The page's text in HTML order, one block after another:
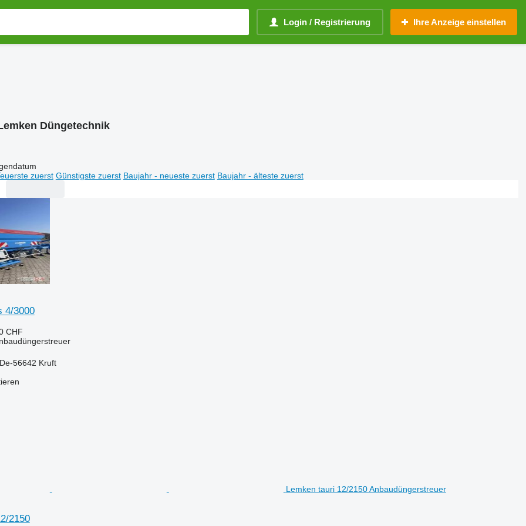
Login / Registrierung Ihre Anzeige einstellen
Düngetechnik
zuerst Günstigste zuerst Baujahr - neueste zuerst Baujahr - älteste zuerst
4/3000
CHF
56642 Kruft
Lemken tauri 12/2150 Anbaudüngerstreuer
2150